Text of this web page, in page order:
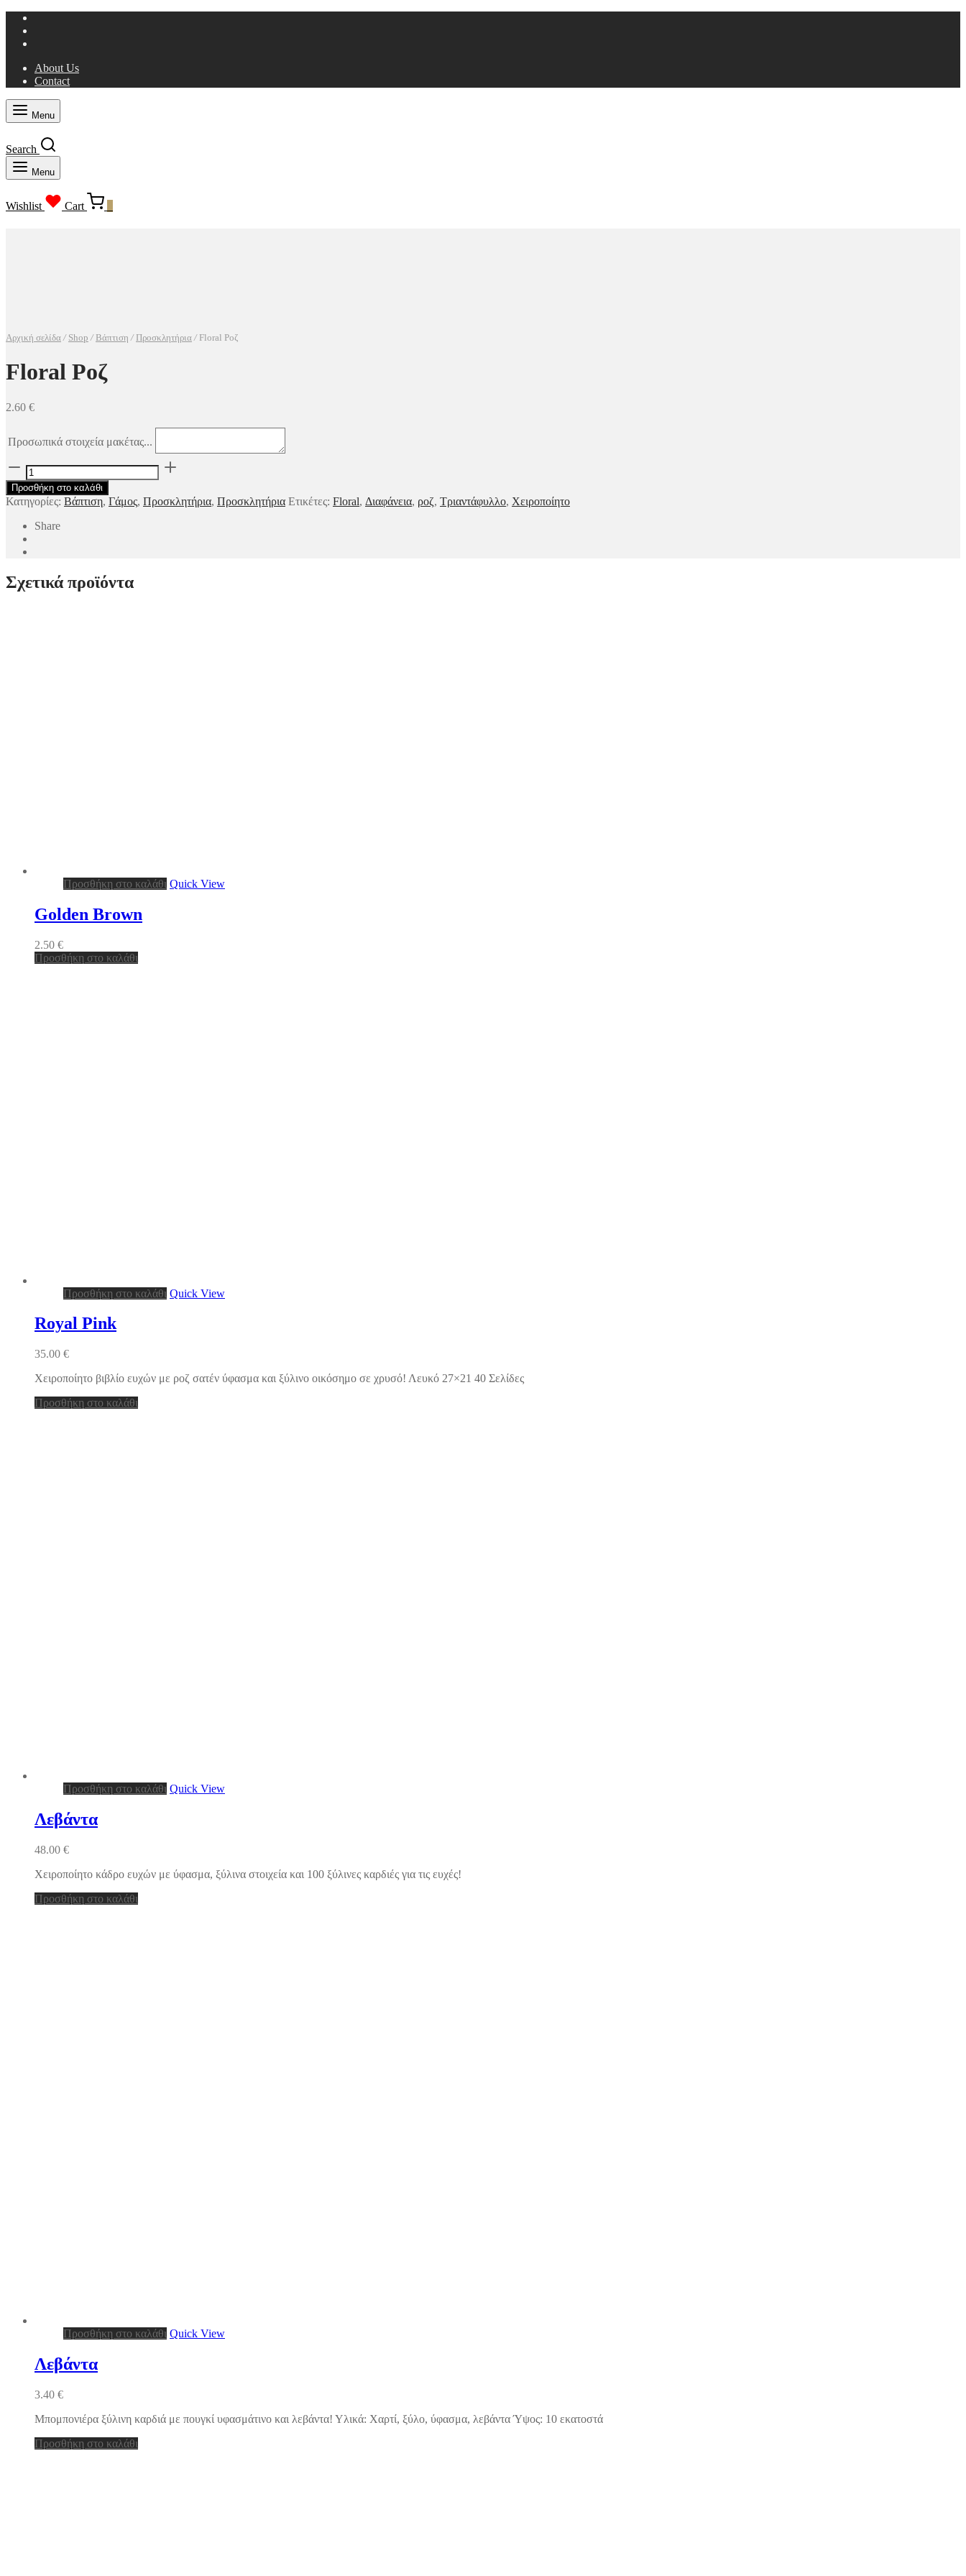
About Us
Contact
Menu
Search
Menu
Wishlist Cart
Αρχική σελίδα / Shop / Βάπτιση / Προσκλητήρια /Floral Ροζ
Floral Ροζ
2.60 €
Προσωπικά στοιχεία μακέτας...
Floral
Ροζ
ποσότητα
Προσθήκη στο καλάθι
Κατηγορίες: Βάπτιση, Γάμος, Προσκλητήρια, Προσκλητήρια Ετικέτες: Floral, Διαφάνεια, ροζ, Τριαντάφυλλο, Χειροποίητο
Share
Σχετικά προϊόντα
Προσθήκη στο καλάθι Quick View
Golden Brown
2.50 €
Προσθήκη στο καλάθι
Προσθήκη στο καλάθι Quick View
Royal Pink
35.00 €
Χειροποίητο βιβλίο ευχών με ροζ σατέν ύφασμα και ξύλινο οικόσημο σε χρυσό! Λευκό 27×21 40 Σελίδες
Προσθήκη στο καλάθι
Προσθήκη στο καλάθι Quick View
Λεβάντα
48.00 €
Χειροποίητο κάδρο ευχών με ύφασμα, ξύλινα στοιχεία και 100 ξύλινες καρδιές για τις ευχές!
Προσθήκη στο καλάθι
Προσθήκη στο καλάθι Quick View
Λεβάντα
3.40 €
Μπομπονιέρα ξύλινη καρδιά με πουγκί υφασμάτινο και λεβάντα! Υλικά: Χαρτί, ξύλο, ύφασμα, λεβάντα Ύψος: 10 εκατοστά
Προσθήκη στο καλάθι